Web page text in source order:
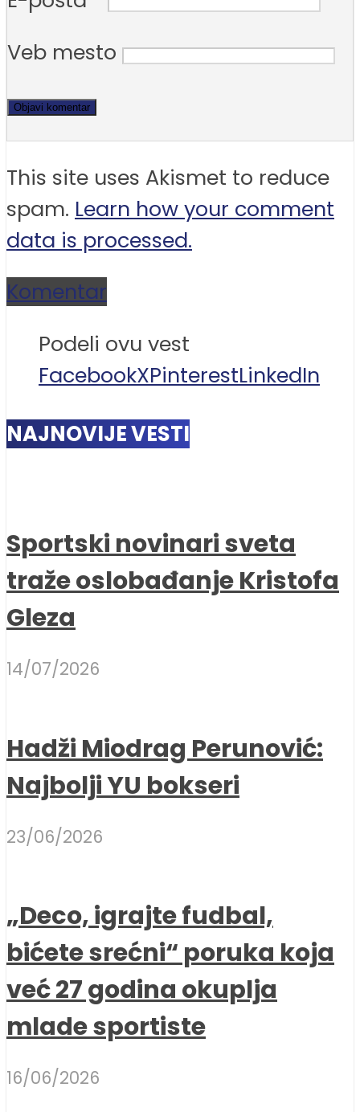
Veb mesto
This site uses Akismet to reduce
spam. Learn how your comment
data is processed.
Komentar
Podeli ovu vest
FacebookXPinterestLinkedIn
NAJNOVIJE VESTI
Sportski novinari sveta
traže oslobađanje Kristofa
Gleza
14/07/2026
Hadži Miodrag Perunović:
Najbolji YU bokseri
23/06/2026
„Deco, igrajte fudbal,
bićete srećni“ poruka koja
već 27 godina okuplja
mlade sportiste
16/06/2026